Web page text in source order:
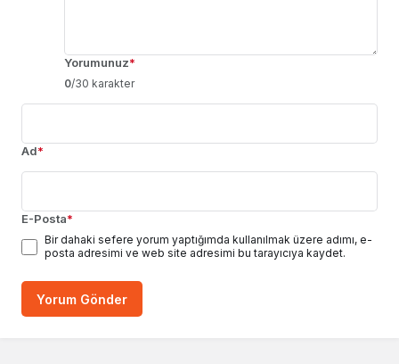
Yorumunuz*
0/30 karakter
Ad*
E-Posta*
Bir dahaki sefere yorum yaptığımda kullanılmak üzere adımı, e-
posta adresimi ve web site adresimi bu tarayıcıya kaydet.
Yorum Gönder